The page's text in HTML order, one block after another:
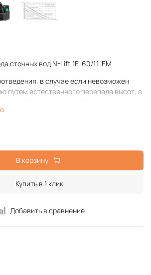
Добавить в сравнение
сточных вод N-Lift 1E-60/1.1-EM
в случае если невозможен
путем естественного перепада высот, а
местной канализационной сети.
В корзину
Купить в 1 клик